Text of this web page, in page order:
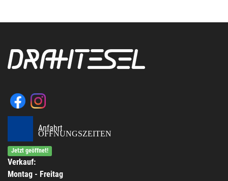
Anfahrt
ÖFFNUNGSZEITEN
Jetzt geöffnet!
Verkauf:
Montag - Freitag